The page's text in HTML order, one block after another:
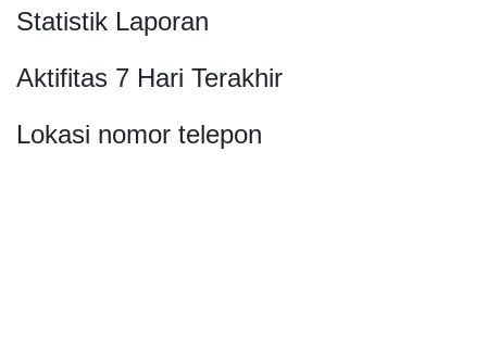
Statistik Laporan
Aktifitas 7 Hari Terakhir
Lokasi nomor telepon